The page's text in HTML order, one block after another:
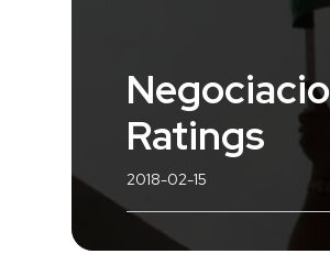
Ratings
2018-02-15